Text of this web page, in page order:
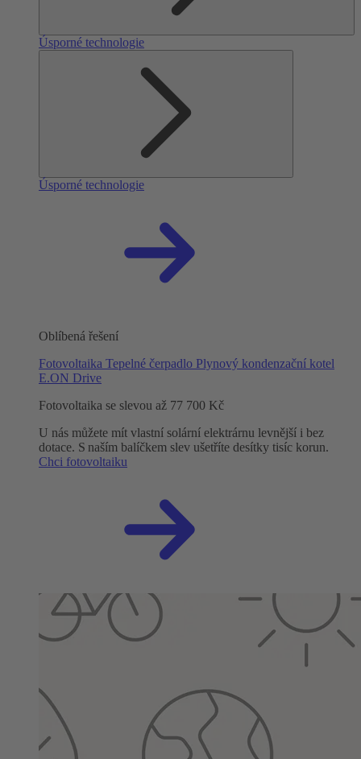
Úsporné technologie
Úsporné technologie
Oblíbená řešení
Fotovoltaika Tepelné čerpadlo Plynový kondenzační kotel
E.ON Drive
Fotovoltaika se slevou až 77 700 Kč
U nás můžete mít vlastní solární elektrárnu levnější i bez
dotace. S naším balíčkem slev ušetříte desítky tisíc korun.
Chci fotovoltaiku